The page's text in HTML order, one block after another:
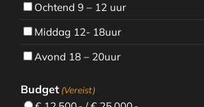
Ochtend 9 – 12 uur
Middag 12- 18uur
Avond 18 – 20uur
Budget (Vereist)